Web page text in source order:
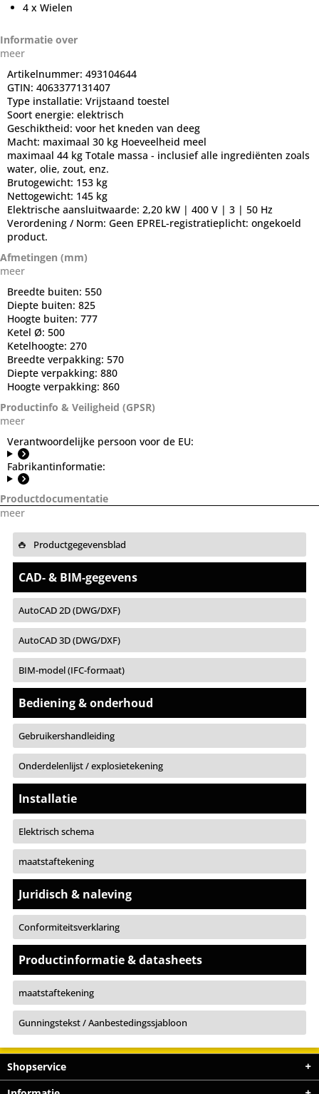
4 x Wielen
Informatie over
meer
Artikelnummer: 493104644
GTIN: 4063377131407
Type installatie: Vrijstaand toestel
Soort energie: elektrisch
Geschiktheid: voor het kneden van deeg
Macht: maximaal 30 kg Hoeveelheid meel
maximaal 44 kg Totale massa - inclusief alle ingrediënten zoals
water, olie, zout, enz.
Brutogewicht: 153 kg
Nettogewicht: 145 kg
Elektrische aansluitwaarde: 2,20 kW | 400 V | 3 | 50 Hz
Verordening / Norm: Geen EPREL-registratieplicht: ongekoeld
product.
Afmetingen (mm)
meer
Breedte buiten: 550
Diepte buiten: 825
Hoogte buiten: 777
Ketel Ø: 500
Ketelhoogte: 270
Breedte verpakking: 570
Diepte verpakking: 880
Hoogte verpakking: 860
Productinfo & Veiligheid (GPSR)
meer
Verantwoordelijke persoon voor de EU:
Fabrikantinformatie:
Productdocumentatie
meer
Productgegevensblad
CAD- & BIM-gegevens
AutoCAD 2D (DWG/DXF)
AutoCAD 3D (DWG/DXF)
BIM-model (IFC-formaat)
Bediening & onderhoud
Gebruikershandleiding
Onderdelenlijst / explosietekening
Installatie
Elektrisch schema
maatstaftekening
Juridisch & naleving
Conformiteitsverklaring
Productinformatie & datasheets
maatstaftekening
Gunningstekst / Aanbestedingssjabloon
Shopservice